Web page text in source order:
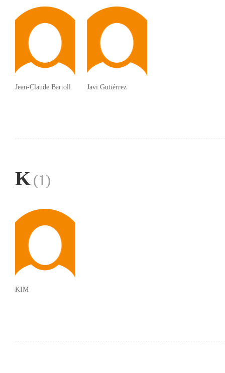
Jean-Claude Bartoll Javi Gutiérrez
K(1)
KIM